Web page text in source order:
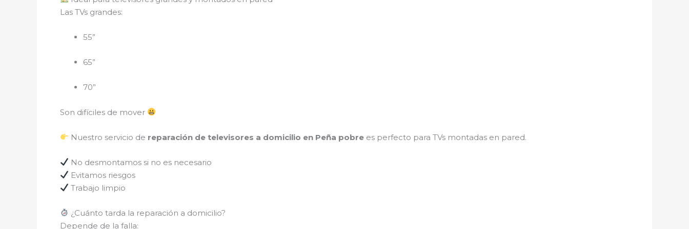
Las TVs grandes:
55”
65”
70”
Son difíciles de mover
Nuestro servicio de reparación de televisores a domicilio en Peña pobre es perfecto para TVs montadas en pared.
No desmontamos si no es necesario
Evitamos riesgos
Trabajo limpio
¿Cuánto tarda la reparación a domicilio?
Depende de la falla: